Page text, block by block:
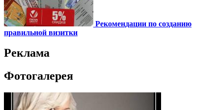
Рекомендации по созданию
правильной визитки
Реклама
Фотогалерея